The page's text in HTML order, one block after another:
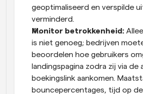
geoptimaliseerd en verspilde
verminderd.
Monitor betrokkenheid:
is niet genoeg; bedrijven
beoordelen hoe gebruikers
landingspagina zodra zij via de
boekingslink aankomen.
bouncepercentages, tijd op de